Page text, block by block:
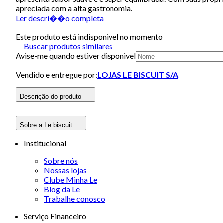
apreciada com a alta gastronomia.
Ler descri��o completa
Este produto está indisponivel no momento
Buscar produtos similares
Avise-me quando estiver disponivel
Vendido e entregue por:LOJAS LE BISCUIT S/A
Descrição do produto
Sobre a Le biscuit
Institucional
Sobre nós
Nossas lojas
Clube Minha Le
Blog da Le
Trabalhe conosco
Serviço Financeiro